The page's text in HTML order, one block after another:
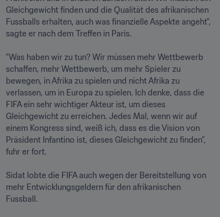
Gleichgewicht finden und die Qualität des afrikanischen
Fussballs erhalten, auch was finanzielle Aspekte angeht",
sagte er nach dem Treffen in Paris.
"Was haben wir zu tun? Wir müssen mehr Wettbewerb
schaffen, mehr Wettbewerb, um mehr Spieler zu
bewegen, in Afrika zu spielen und nicht Afrika zu
verlassen, um in Europa zu spielen. Ich denke, dass die
FIFA ein sehr wichtiger Akteur ist, um dieses
Gleichgewicht zu erreichen. Jedes Mal, wenn wir auf
einem Kongress sind, weiß ich, dass es die Vision von
Präsident Infantino ist, dieses Gleichgewicht zu finden",
fuhr er fort.
Sidat lobte die FIFA auch wegen der Bereitstellung von
mehr Entwicklungsgeldern für den afrikanischen
Fussball.